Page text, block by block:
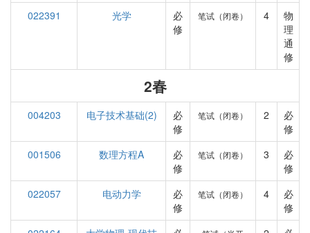
022391
光学
必
修
笔试（闭卷） 4
物
理
通
修
2春
004203 电子技术基础(2)
必
修
笔试（闭卷） 2
必
修
001506
数理方程A
必
修
笔试（闭卷） 3
必
修
022057
电动力学
必
修
笔试（闭卷） 4
必
修